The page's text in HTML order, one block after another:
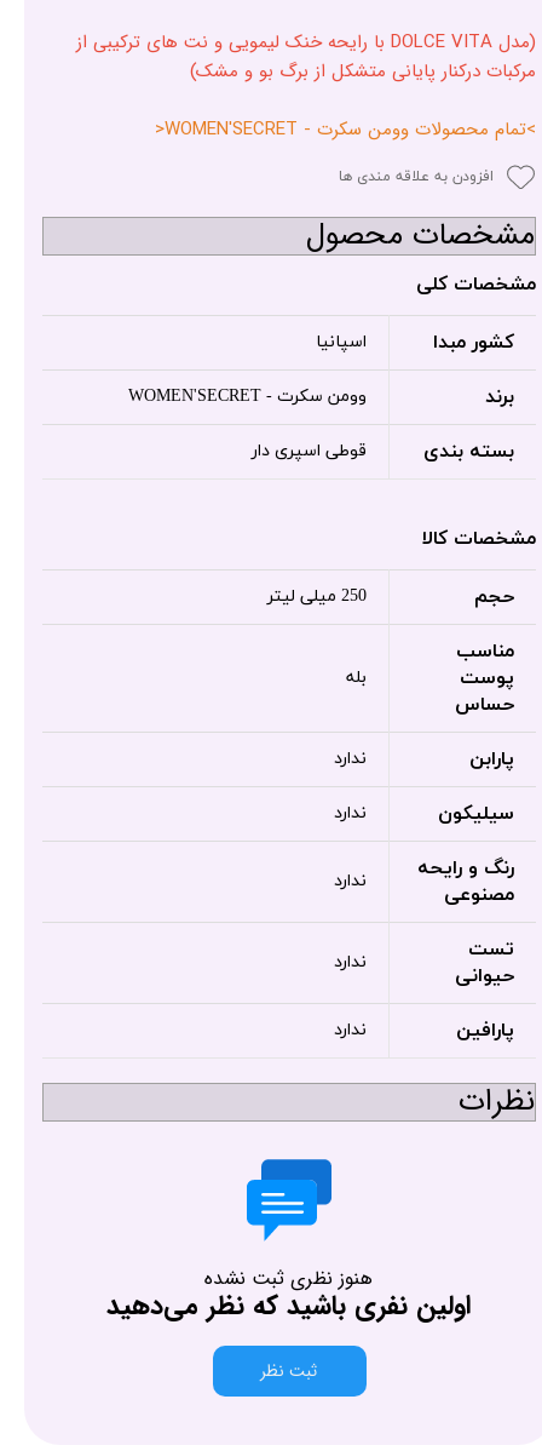
(مدل DOLCE VITA با رایحه خنک لیمویی و نت های ترکیبی از
مرکبات درکنار پایانی متشکل از برگ بو و مشک)
>تمام محصولات وومن سکرت - WOMEN'SECRET<
افزودن به علاقه مندی ها
مشخصات محصول
مشخصات کلی
کشور مبدا اسپانیا
برند وومن سکرت - WOMEN'SECRET
بسته بندی قوطی اسپری دار
مشخصات کالا
حجم 250 میلی لیتر
مناسب
پوست
حساس
بله
پارابن ندارد
سیلیکون ندارد
رنگ و رایحه
مصنوعی
ندارد
تست
حیوانی
ندارد
پارافین ندارد
نظرات
هنوز نظری ثبت نشده
اولین نفری باشید که نظر می‌دهید
ثبت نظر